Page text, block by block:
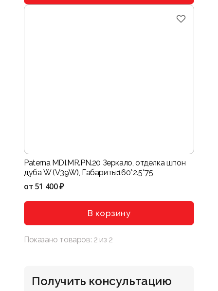
Paterna MDI.MR.PN.20 Зеркало, отделка шпон
дуба W (V39W), Габариты:160*2.5*75
от51 400 ₽
В корзину
Показано товаров: 2 из 2
Получить консультацию